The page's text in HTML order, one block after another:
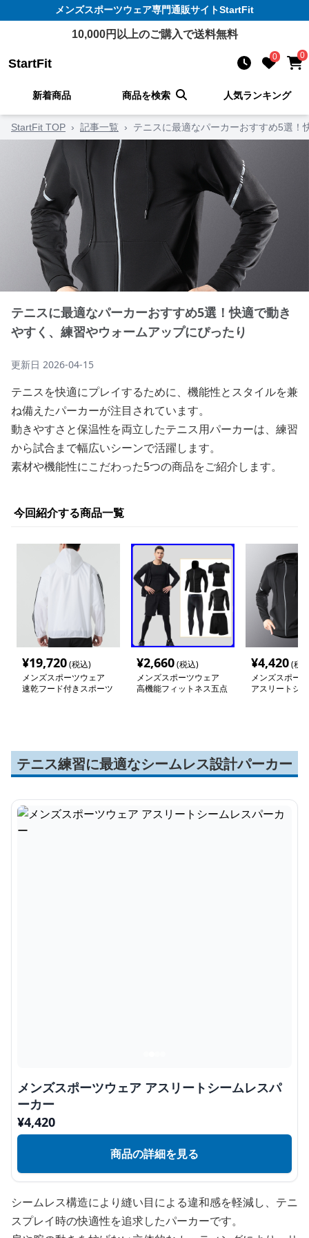
メンズスポーツウェア専門通販サイトStartFit
10,000円以上のご購入で送料無料
StartFit 0 0
新着商品 商品を検索 人気ランキング
StartFit TOP › 記事一覧 › テニスに最適なパーカーおすすめ5選！
テニスに最適なパーカーおすすめ5選！快適で動き
やすく、練習やウォームアップにぴったり
更新日 2026-04-15
テニスを快適にプレイするために、機能性とスタイルを兼
ね備えたパーカーが注目されています。
動きやすさと保温性を両立したテニス用パーカーは、練習
から試合まで幅広いシーンで活躍します。
素材や機能性にこだわった5つの商品をご紹介します。
今回紹介する商品一覧
¥19,720(税込)
メンズスポーツウェア
速乾フード付きスポーツ
¥2,660(税込)
メンズスポーツウェア
高機能フィットネス五点
¥4,420(税
メンズスポー
アスリートシ
テニス練習に最適なシームレス設計パーカー
メンズスポーツウェア アスリートシームレスパ
ーカー
¥4,420
商品の詳細を見る
シームレス構造により縫い目による違和感を軽減し、テニ
スプレイ時の快適性を追求したパーカーです。